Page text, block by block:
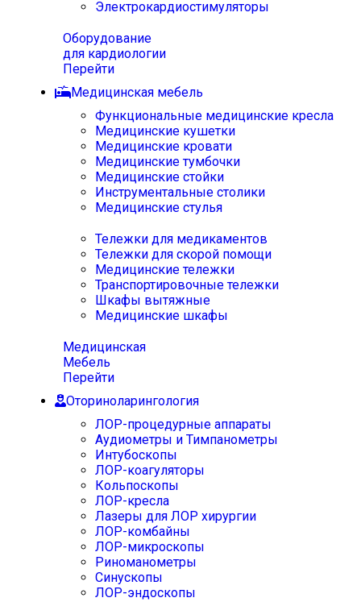
Электрокардиостимуляторы
Оборудование
для кардиологии
Перейти
Медицинская мебель
Функциональные медицинские кресла
Медицинские кушетки
Медицинские кровати
Медицинские тумбочки
Медицинские стойки
Инструментальные столики
Медицинские стулья
Тележки для медикаментов
Тележки для скорой помощи
Медицинские тележки
Транспортировочные тележки
Шкафы вытяжные
Медицинские шкафы
Медицинская
Мебель
Перейти
Оториноларингология
ЛОР-процедурные аппараты
Аудиометры и Тимпанометры
Интубоскопы
ЛОР-коагуляторы
Кольпоскопы
ЛОР-кресла
Лазеры для ЛОР хирургии
ЛОР-комбайны
ЛОР-микроскопы
Риноманометры
Синускопы
ЛОР-эндоскопы